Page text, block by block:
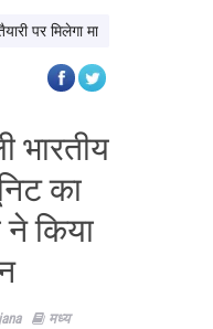
मार्गदर्शन
भारतीय
का
ने किया
मध्य